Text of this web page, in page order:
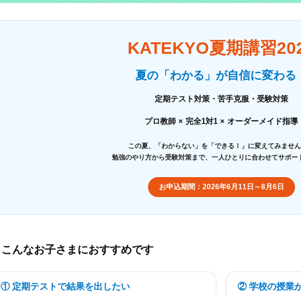
KATEKYO夏期講習
夏の「わかる」が自信に変わる
定期テスト対策・苦手克服・受験対策
プロ教師 × 完全1対1 × オーダーメイド指導
この夏、「わからない」を「できる！」に変えてみませ
勉強のやり方から受験対策まで、一人ひとりに合わせてサポー
お申込期間：2026年6月11日～8月6日
こんなお子さまにおすすめです
① 定期テストで結果を出したい ② 学校の授業